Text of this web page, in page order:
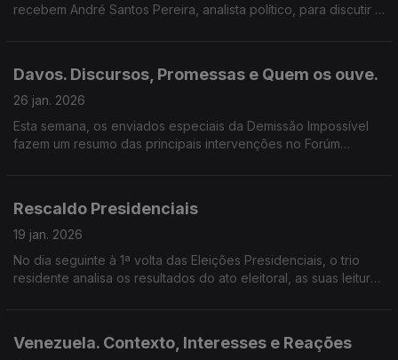
recebem André Santos Pereira, analista político, para discutir o
Davos. Discursos, Promessas e Quem os ouve.
26 jan. 2026
Esta semana, os enviados especiais da Demissão Impossível
fazem um resumo das principais intervenções no Forúm
Rescaldo Presidenciais
19 jan. 2026
No dia seguinte à 1ª volta das Eleições Presidenciais, o trio
residente analisa os resultados do ato eleitoral, as suas leituras
Venezuela. Contexto, Interesses e Reações